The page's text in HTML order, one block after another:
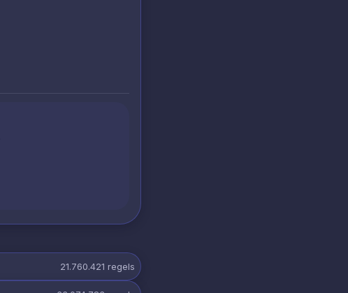
21.760.421 regels